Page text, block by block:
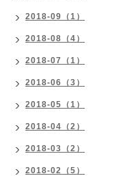
2018-09（1）
2018-08（4）
2018-07（1）
2018-06（3）
2018-05（1）
2018-04（2）
2018-03（2）
2018-02（5）